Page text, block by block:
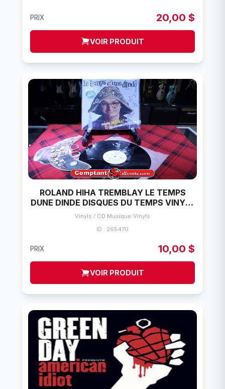
PRIX 20,00 $
VOIR PRODUIT
ROLAND HIHA TREMBLAY LE TEMPS
DUNE DINDE DISQUES DU TEMPS VINYLE
33 TOURS
Vinyls / CD Musique/Vinyls
ID : 265470
PRIX 10,00 $
VOIR PRODUIT